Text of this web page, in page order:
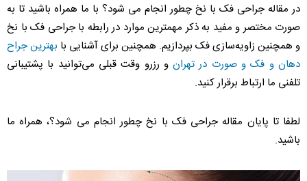
در مقاله جراحی فک با نخ چطور انجام می شود؟ با ما همراه باشید تا به
صورت مختصر و مفید به ذکر مهمترین موارد در رابطه با جراحی فک با نخ
و همچنین زاویه‌سازی فک بپردازیم. همچنین برای آشنایی با بهترین جراح
دهان و فک و صورت در تهرانو رزرو وقت قبلی می‌توانید با پشتیبانی
تلفنی ما ارتباط برقرار کنید.
لطفا تا پایان مقاله جراحی فک با نخ چطور انجام می شود؟، همراه ما
باشید.